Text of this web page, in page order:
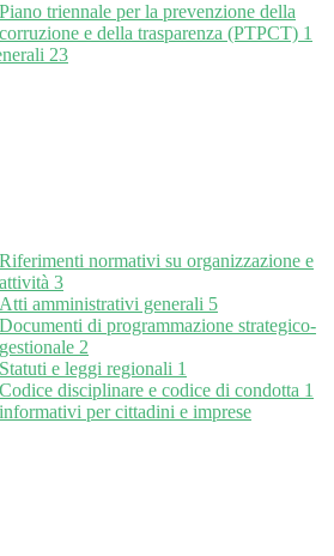
Piano triennale per la prevenzione della
corruzione e della trasparenza (PTPCT) 1
23
Riferimenti normativi su organizzazione e
attività 3
Atti amministrativi generali 5
Documenti di programmazione strategico-
gestionale 2
Statuti e leggi regionali 1
Codice disciplinare e codice di condotta 1
per cittadini e imprese